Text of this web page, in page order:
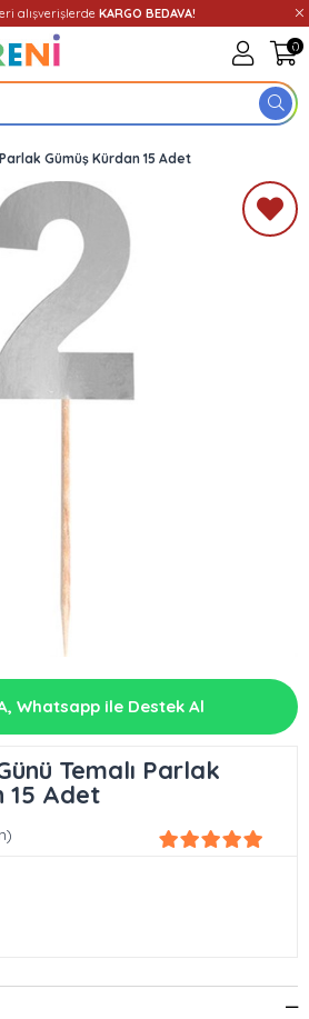
alışverişlerde KARGO BEDAVA!
0
Girişi Üye Ol
Gümüş Kürdan 15 Adet
Whatsapp ile Destek Al
Temalı Parlak
15 Adet